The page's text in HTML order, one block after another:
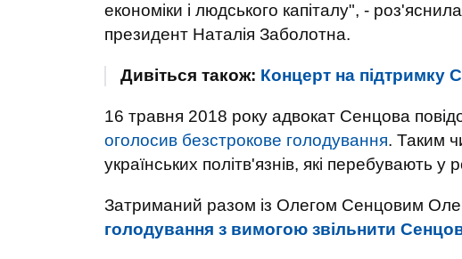
економіки і людського капіталу", -
президент Наталія Заболотна.
Дивіться також: Концерт на підтримку
16 травня 2018 року адвокат Сенцова
оголосив безстрокове голодування. Таким
українських політв'язнів, які перебувають у
Затриманий разом із Олегом Сенцовим
голодування з вимогою звільнити